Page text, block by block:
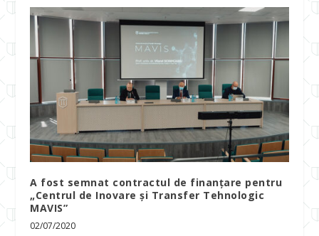
A fost semnat contractul de finanțare pentru
„Centrul de Inovare şi Transfer Tehnologic
MAVIS”
02/07/2020